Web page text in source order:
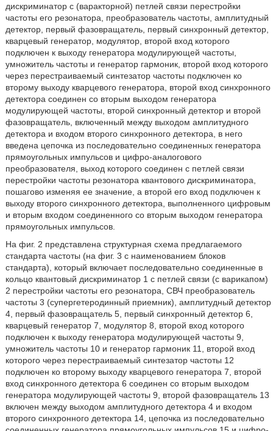
дискриминатор с (варакторной) петлей связи перестройки
частоты его резонатора, преобразователь частоты, амплитудный
детектор, первый фазовращатель, первый синхронный детектор,
кварцевый генератор, модулятор, второй вход которого
подключен к выходу генератора модулирующей частоты,
умножитель частоты и генератор гармоник, второй вход которого
через перестраиваемый синтезатор частоты подключен ко
второму выходу кварцевого генератора, второй вход синхронного
детектора соединен со вторым выходом генератора
модулирующей частоты, второй синхронный детектор и второй
фазовращатель, включенный между выходом амплитудного
детектора и входом второго синхронного детектора, в него
введена цепочка из последовательно соединенных генератора
прямоугольных импульсов и цифро-аналогового
преобразователя, выход которого соединен с петлей связи
перестройки частоты резонатора квантового дискриминатора,
пошагово изменяя ее значение, а второй его вход подключен к
выходу второго синхронного детектора, выполненного цифровым
и вторым входом соединенного со вторым выходом генератора
прямоугольных импульсов.
На фиг. 2 представлена структурная схема предлагаемого
стандарта частоты (на фиг. 3 с наименованием блоков
стандарта), который включает последовательно соединенные в
кольцо квантовый дискриминатор 1 с петлей связи (с варикапом)
2 перестройки частоты его резонатора, СВЧ преобразователь
частоты 3 (супергетеродинный приемник), амплитудный детектор
4, первый фазовращатель 5, первый синхронный детектор 6,
кварцевый генератор 7, модулятор 8, второй вход которого
подключен к выходу генератора модулирующей частоты 9,
умножитель частоты 10 и генератор гармоник 11, второй вход
которого через перестраиваемый синтезатор частоты 12
подключен ко второму выходу кварцевого генератора 7, второй
вход синхронного детектора 6 соединен со вторым выходом
генератора модулирующей частоты 9, второй фазовращатель 13
включен между выходом амплитудного детектора 4 и входом
второго синхронного детектора 14, цепочка из последовательно